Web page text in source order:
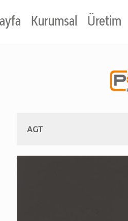
Kurumsal Üretim
AGT